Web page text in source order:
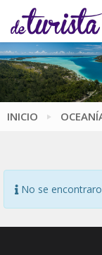
INICIO
No se